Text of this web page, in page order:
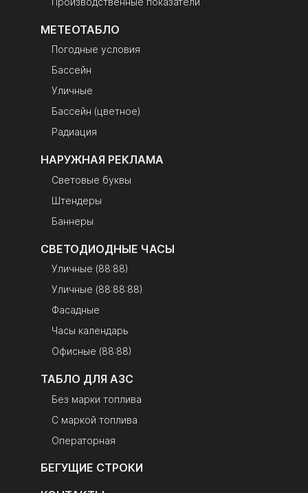
МЕТЕОТАБЛО
Погодные условия
Бассейн
Уличные
Бассейн (цветное)
Радиация
НАРУЖНАЯ РЕКЛАМА
Световые буквы
Штендеры
Баннеры
СВЕТОДИОДНЫЕ ЧАСЫ
Уличные (88:88)
Уличные (88:88:88)
Фасадные
Часы календарь
Офисные (88:88)
ТАБЛО ДЛЯ АЗС
Без марки топлива
С маркой топлива
Операторная
БЕГУЩИЕ СТРОКИ